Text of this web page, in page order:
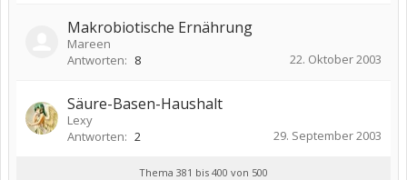
Makrobiotische Ernährung
Mareen
Antworten: 8 22. Oktober 2003
Säure-Basen-Haushalt
Lexy
Antworten: 2 29. September 2003
Thema 381 bis 400 von 500